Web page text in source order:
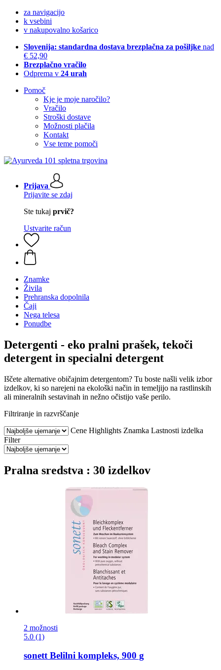
za navigacijo
k vsebini
v nakupovalno košarico
Slovenija: standardna dostava brezplačna za pošiljke nad
€ 52,90
Brezplačno vračilo
Odprema v 24 urah
Pomoč
Kje je moje naročilo?
Vračilo
Stroški dostave
Možnosti plačila
Kontakt
Vse teme pomoči
Prijava
Prijavite se zdaj
Ste tukaj prvič?
Ustvarite račun
Znamke
Živila
Prehranska dopolnila
Čaji
Nega telesa
Ponudbe
Detergenti - eko pralni prašek, tekoči
detergent in specialni detergent
Iščete alternative običajnim detergentom? Tu boste našli velik izbor
izdelkov, ki so narejeni na ekološki način in temeljijo na rastlinskih
ali mineralnih sestavinah in nežno očistijo vaše perilo.
Filtriranje in razvrščanje
Cene Highlights Znamka Lastnosti izdelka
Filter
Pralna sredstva : 30 izdelkov
2 možnosti
5.0 (1)
sonettBelilni kompleks, 900 g